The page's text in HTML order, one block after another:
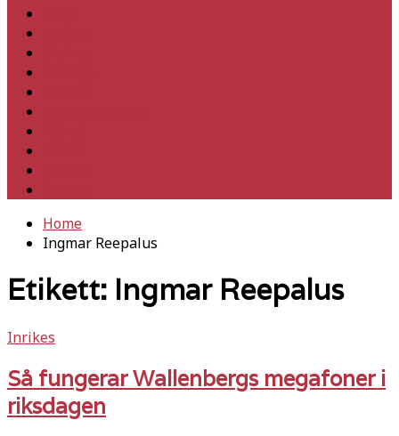
Home
Ingmar Reepalus
Etikett: Ingmar Reepalus
Inrikes
Så fungerar Wallenbergs megafoner i
riksdagen